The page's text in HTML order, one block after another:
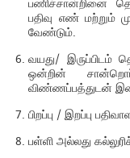
பணிச்சான்றினை
பதிவு எண் மற்றும்
வேண்டும்.
வயது/
ஒன்றின்
விண்ணப்பத்துடன்
பிறப்பு / இறப்பு
பள்ளி அல்லது